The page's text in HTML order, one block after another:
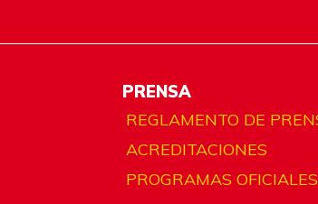
PRENSA
REGLAMENTO DE
ACREDITACIONES
PROGRAMAS OFICIALES